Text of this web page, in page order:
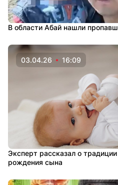
В области Абай нашли
03.04.26 16:09
Эксперт рассказал о
рождения сына